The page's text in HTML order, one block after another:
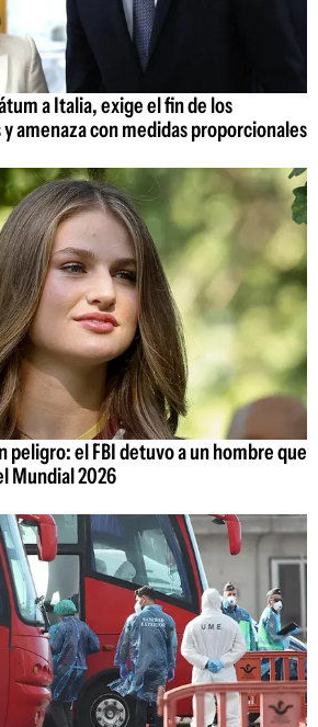
a Italia, exige el fin de los
amenaza con medidas proporcionales
peligro: el FBI detuvo a un hombre que
Mundial 2026